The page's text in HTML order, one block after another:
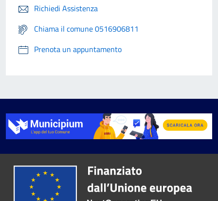
Richiedi Assistenza
Chiama il comune 0516906811
Prenota un appuntamento